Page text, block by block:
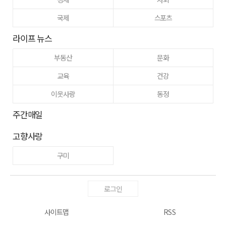
국제
스포츠
라이프 뉴스
부동산
문화
교육
건강
이웃사랑
동정
주간매일
고향사랑
구미
로그인
사이트맵 RSS